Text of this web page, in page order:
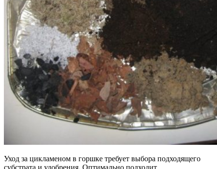
Уход за цикламеном в горшке требует выбора подходящего
субстрата и удобрения. Оптимально подходит